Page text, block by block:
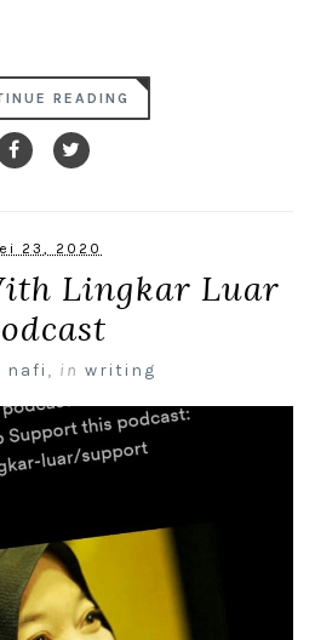
READING
23, 2020
Lingkar Luar
nafi , in writing